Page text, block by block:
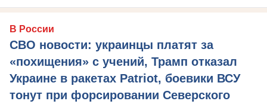
В России
СВО новости: украинцы платят за
«похищения» с учений, Трамп отказал
Украине в ракетах Patriot, боевики ВСУ
тонут при форсировании Северского